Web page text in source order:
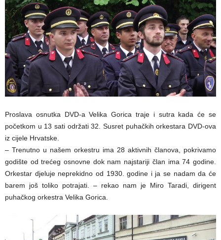
Proslava osnutka DVD-a Velika Gorica traje i sutra kada će se
početkom u 13 sati održati 32. Susret puhačkih orkestara DVD-ova
iz cijele Hrvatske.
– Trenutno u našem orkestru ima 28 aktivnih članova, pokrivamo
godište od trećeg osnovne dok nam najstariji član ima 74 godine.
Orkestar djeluje neprekidno od 1930. godine i ja se nadam da će
barem još toliko potrajati. – rekao nam je Miro Taradi, dirigent
puhačkog orkestra Velika Gorica.